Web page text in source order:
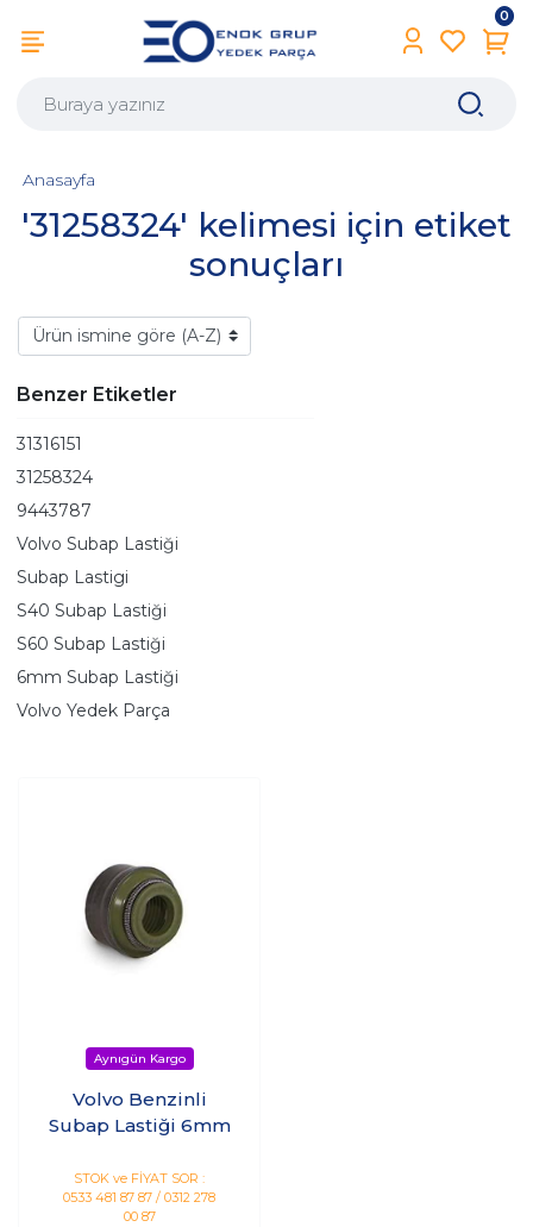
0
'31258324' kelimesi için etiket
sonuçları
Anasayfa
Benzer Etiketler
31316151
31258324
9443787
Volvo Subap Lastiği
Subap Lastigi
S40 Subap Lastiği
S60 Subap Lastiği
6mm Subap Lastiği
Volvo Yedek Parça
Volvo Benzinli
Subap Lastiği 6mm
STOK ve FİYAT SOR :
0533 481 87 87 / 0312 278
00 87